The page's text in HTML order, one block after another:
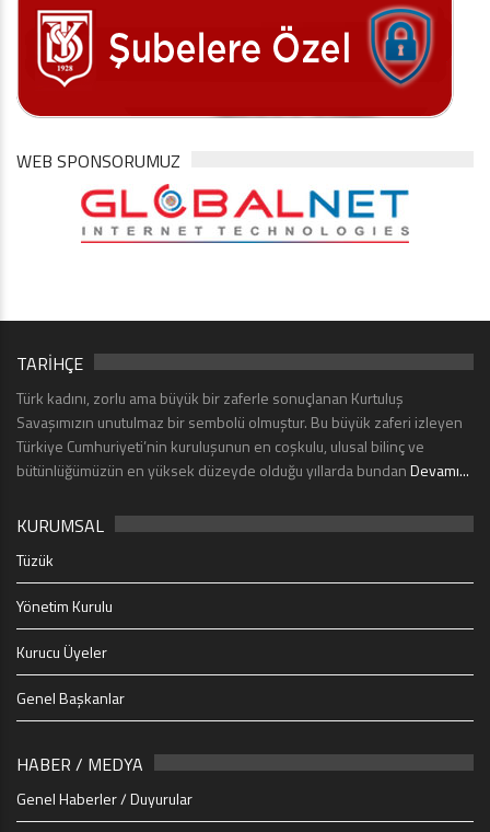
WEB SPONSORUMUZ
TARİHÇE
Türk kadını, zorlu ama büyük bir zaferle sonuçlanan Kurtuluş
Savaşımızın unutulmaz bir sembolü olmuştur. Bu büyük zaferi izleyen
Türkiye Cumhuriyeti’nin kuruluşunun en coşkulu, ulusal bilinç ve
bütünlüğümüzün en yüksek düzeyde olduğu yıllarda bundanDevamı...
KURUMSAL
Tüzük
Yönetim Kurulu
Kurucu Üyeler
Genel Başkanlar
HABER / MEDYA
Genel Haberler / Duyurular